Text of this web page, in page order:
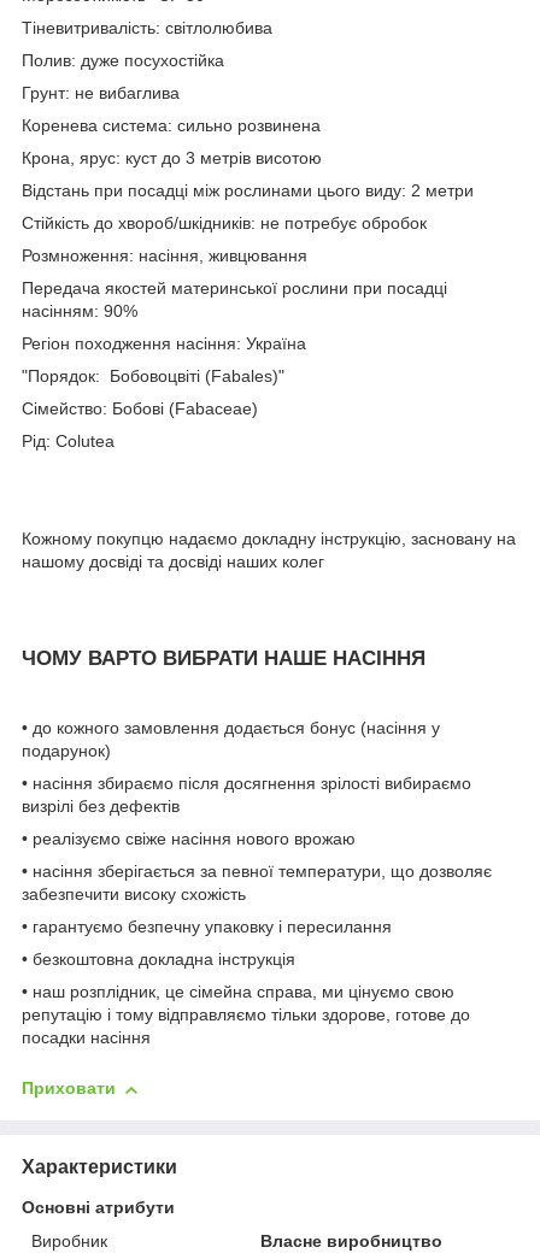
Тіневитривалість: світлолюбива
Полив: дуже посухостійка
Грунт: не вибаглива
Коренева система: сильно розвинена
Крона, ярус: куст до 3 метрів висотою
Відстань при посадці між рослинами цього виду: 2 метри
Стійкість до хвороб/шкідників: не потребує обробок
Розмноження: насіння, живцювання
Передача якостей материнської рослини при посадці
насінням: 90%
Регіон походження насіння: Україна
"Порядок: Бобовоцвіті (Fabales)"
Сімейство: Бобові (Fabaceae)
Рід: Colutea
Кожному покупцю надаємо докладну інструкцію, засновану на
нашому досвіді та досвіді наших колег
ЧОМУ ВАРТО ВИБРАТИ НАШЕ НАСІННЯ
• до кожного замовлення додається бонус (насіння у
подарунок)
• насіння збираємо після досягнення зрілості вибираємо
визрілі без дефектів
• реалізуємо свіже насіння нового врожаю
• насіння зберігається за певної температури, що дозволяє
забезпечити високу схожість
• гарантуємо безпечну упаковку і пересилання
• безкоштовна докладна інструкція
• наш розплідник, це сімейна справа, ми цінуємо свою
репутацію і тому відправляємо тільки здорове, готове до
посадки насіння
Приховати
Характеристики
Основні атрибути
Виробник
Власне виробництво